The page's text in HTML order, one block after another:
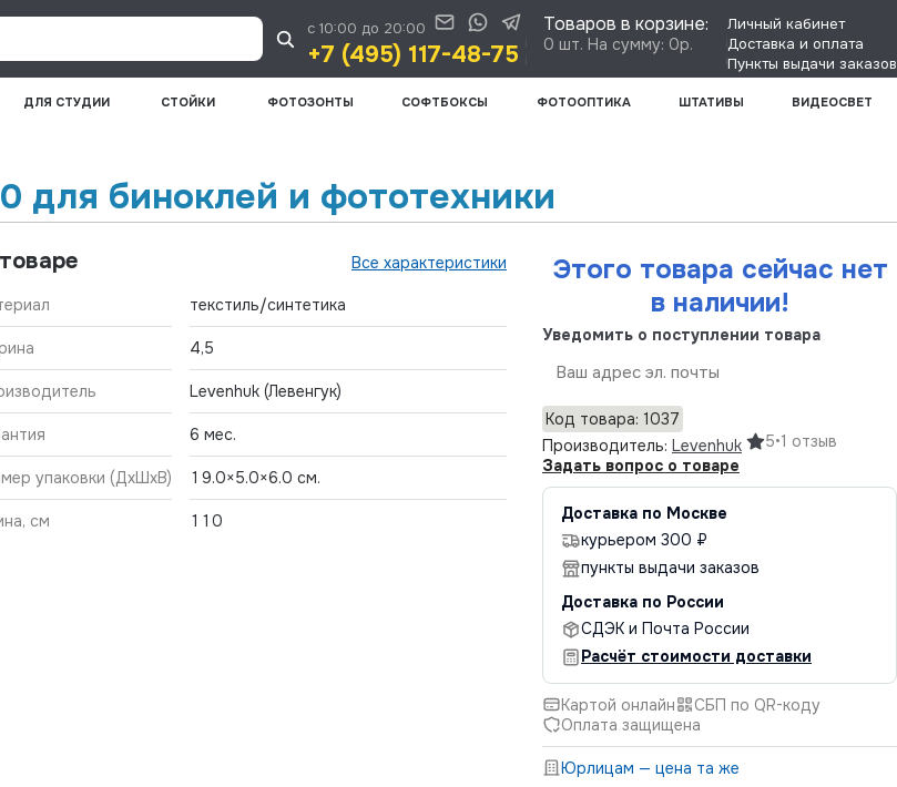
Личный кабинет
Доставка и оплата
Пункты выдачи заказов
Товаров в корзине:
0 шт. На сумму: 0р.
с 10:00 до 20:00
+7 (495) 117-48-75
ДЛЯ СТУДИИ СТОЙКИ ФОТОЗОНТЫ СОФТБОКСЫ ФОТООПТИКА ШТАТИВЫ ВИДЕОСВЕТ
для биноклей и фототехники
Все характеристики
текстиль/синтетика
4,5
Levenhuk (Левенгук)
6 мес.
упаковки (ДхШхВ) 19.0×5.0×6.0 см.
см 110
Этого товара сейчас нет
в наличии!
Уведомить о поступлении товара
Код товара: 1037
Производитель: Levenhuk 5•1 отзыв
Задать вопрос о товаре
Доставка по Москве
курьером 300 ₽
пункты выдачи заказов
Доставка по России
СДЭК и Почта России
Расчёт стоимости доставки
Картой онлайн
СБП по QR-коду
Оплата защищена
Юрлицам — цена та же